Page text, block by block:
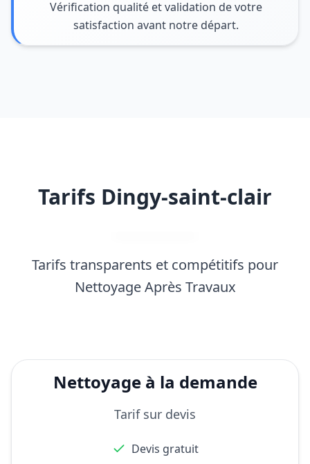
Vérification qualité et validation de votre
satisfaction avant notre départ.
Tarifs Dingy-saint-clair
Tarifs transparents et compétitifs pour
Nettoyage Après Travaux
Nettoyage à la demande
Tarif sur devis
Devis gratuit